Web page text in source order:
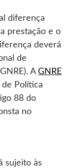
diferença
prestação e o
deverá
de
A GNRE
Política
88 do
no
sujeito às